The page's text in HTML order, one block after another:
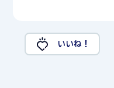
いいね！